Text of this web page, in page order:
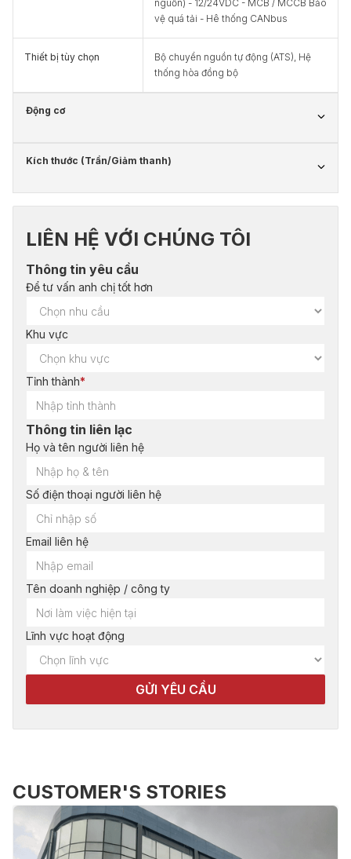
nguồn) - 12/24VDC - MCB / MCCB Bảo
vệ quá tải - Hê thống CANbus
Thiết bị tùy chọn
Bộ chuyển nguồn tự động (ATS), Hệ
thống hòa đồng bộ
Động cơ
Kích thước (Trần/Giảm thanh)
LIÊN HỆ VỚI CHÚNG TÔI
Thông tin yêu cầu
Để tư vấn anh chị tốt hơn
Khu vực
Tỉnh thành*
Thông tin liên lạc
Họ và tên người liên hệ
Số điện thoại người liên hệ
Email liên hệ
Tên doanh nghiệp / công ty
Lĩnh vực hoạt động
CUSTOMER'S STORIES